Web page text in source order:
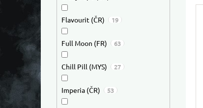
Flavourit (ČR) 19
Full Moon (FR) 63
Chill Pill (MYS) 27
Imperia (ČR) 53